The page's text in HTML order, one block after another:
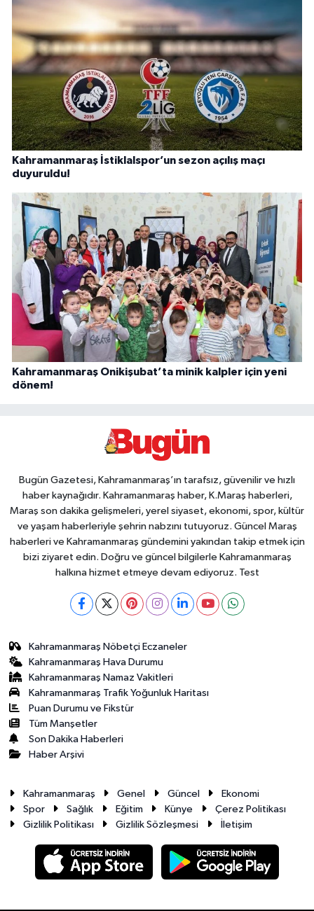
Kahramanmaraş İstiklalspor’un sezon açılış maçı
duyuruldu!
Kahramanmaraş Onikişubat’ta minik kalpler için yeni
dönem!
Bugün Gazetesi, Kahramanmaraş’ın tarafsız, güvenilir ve hızlı
haber kaynağıdır. Kahramanmaraş haber, K.Maraş haberleri,
Maraş son dakika gelişmeleri, yerel siyaset, ekonomi, spor, kültür
ve yaşam haberleriyle şehrin nabzını tutuyoruz. Güncel Maraş
haberleri ve Kahramanmaraş gündemini yakından takip etmek için
bizi ziyaret edin. Doğru ve güncel bilgilerle Kahramanmaraş
halkına hizmet etmeye devam ediyoruz. Test
Kahramanmaraş Nöbetçi Eczaneler
Kahramanmaraş Hava Durumu
Kahramanmaraş Namaz Vakitleri
Kahramanmaraş Trafik Yoğunluk Haritası
Puan Durumu ve Fikstür
Tüm Manşetler
Son Dakika Haberleri
Haber Arşivi
Kahramanmaraş Genel Güncel
Ekonomi
Spor
Sağlık Eğitim Künye
Çerez Politikası
Gizlilik Politikası
Gizlilik Sözleşmesi İletişim